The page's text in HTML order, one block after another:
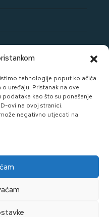
tehnologije poput kolačića
uređaju. Pristanak na ove
kao što su ponašanje
ovi na ovoj stranici.
negativno utjecati na
staklene ambalaže uz D. I.